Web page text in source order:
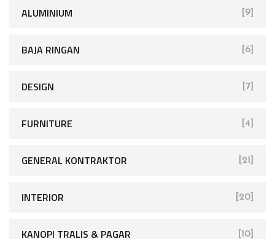
ALUMINIUM [9]
BAJA RINGAN [6]
DESIGN [7]
FURNITURE [4]
GENERAL KONTRAKTOR [21]
INTERIOR [20]
KANOPI TRALIS & PAGAR [10]